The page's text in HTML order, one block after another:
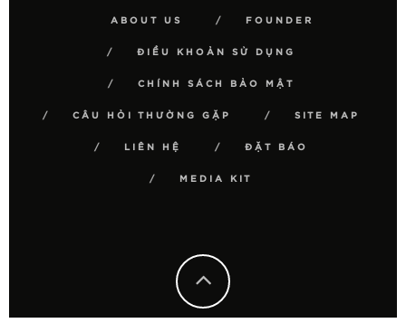
ABOUT US FOUNDER
ĐIỀU KHOẢN SỬ DỤNG
CHÍNH SÁCH BẢO MẬT
CÂU HỎI THƯỜNG GẶP SITE MAP
LIÊN HỆ ĐẶT BÁO
MEDIA KIT